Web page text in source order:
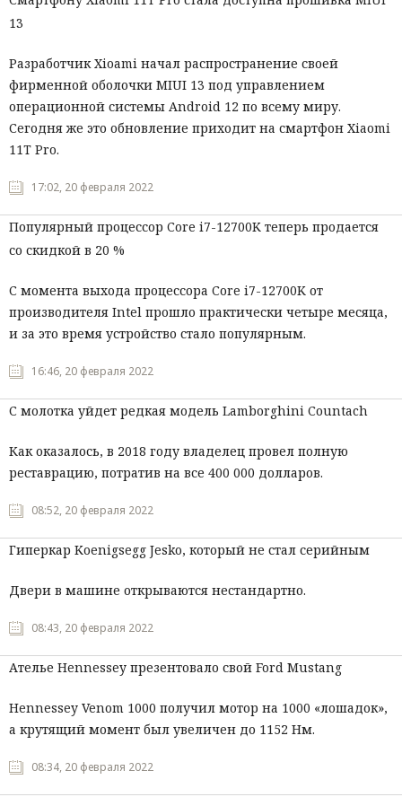
13
Разработчик Xioami начал распространение своей
фирменной оболочки MIUI 13 под управлением
операционной системы Android 12 по всему миру.
Сегодня же это обновление приходит на смартфон Xiaomi
11T Pro.
17:02, 20 февраля 2022
Популярный процессор Core i7-12700K теперь продается
со скидкой в 20 %
С момента выхода процессора Core i7-12700K от
производителя Intel прошло практически четыре месяца,
и за это время устройство стало популярным.
16:46, 20 февраля 2022
С молотка уйдет редкая модель Lamborghini Countach
Как оказалось, в 2018 году владелец провел полную
реставрацию, потратив на все 400 000 долларов.
08:52, 20 февраля 2022
Гиперкар Koenigsegg Jesko, который не стал серийным
Двери в машине открываются нестандартно.
08:43, 20 февраля 2022
Ателье Hennessey презентовало свой Ford Mustang
Hennessey Venom 1000 получил мотор на 1000 «лошадок»,
а крутящий момент был увеличен до 1152 Нм.
08:34, 20 февраля 2022